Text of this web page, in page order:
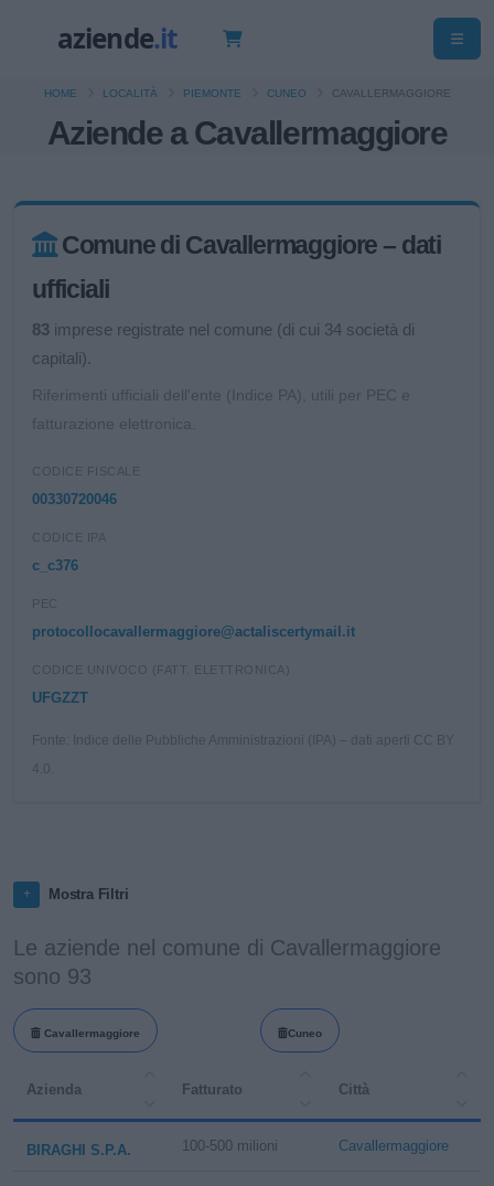
Aziende a Cavallermaggiore
HOME LOCALITÀ PIEMONTE CUNEO CAVALLERMAGGIORE
Comune di Cavallermaggiore – dati
ufficiali
83 imprese registrate nel comune (di cui 34 società di
capitali).
Riferimenti ufficiali dell'ente (Indice PA), utili per PEC e
fatturazione elettronica.
CODICE FISCALE
00330720046
CODICE IPA
c_c376
PEC
protocollocavallermaggiore@actaliscertymail.it
CODICE UNIVOCO (FATT. ELETTRONICA)
UFGZZT
Fonte: Indice delle Pubbliche Amministrazioni (IPA) – dati aperti CC BY
Mostra Filtri
Le aziende nel comune di Cavallermaggiore
sono 93
Cavallermaggiore Cuneo
Azienda Fatturato Città
BIRAGHI S.P.A. 100-500 milioni Cavallermaggiore